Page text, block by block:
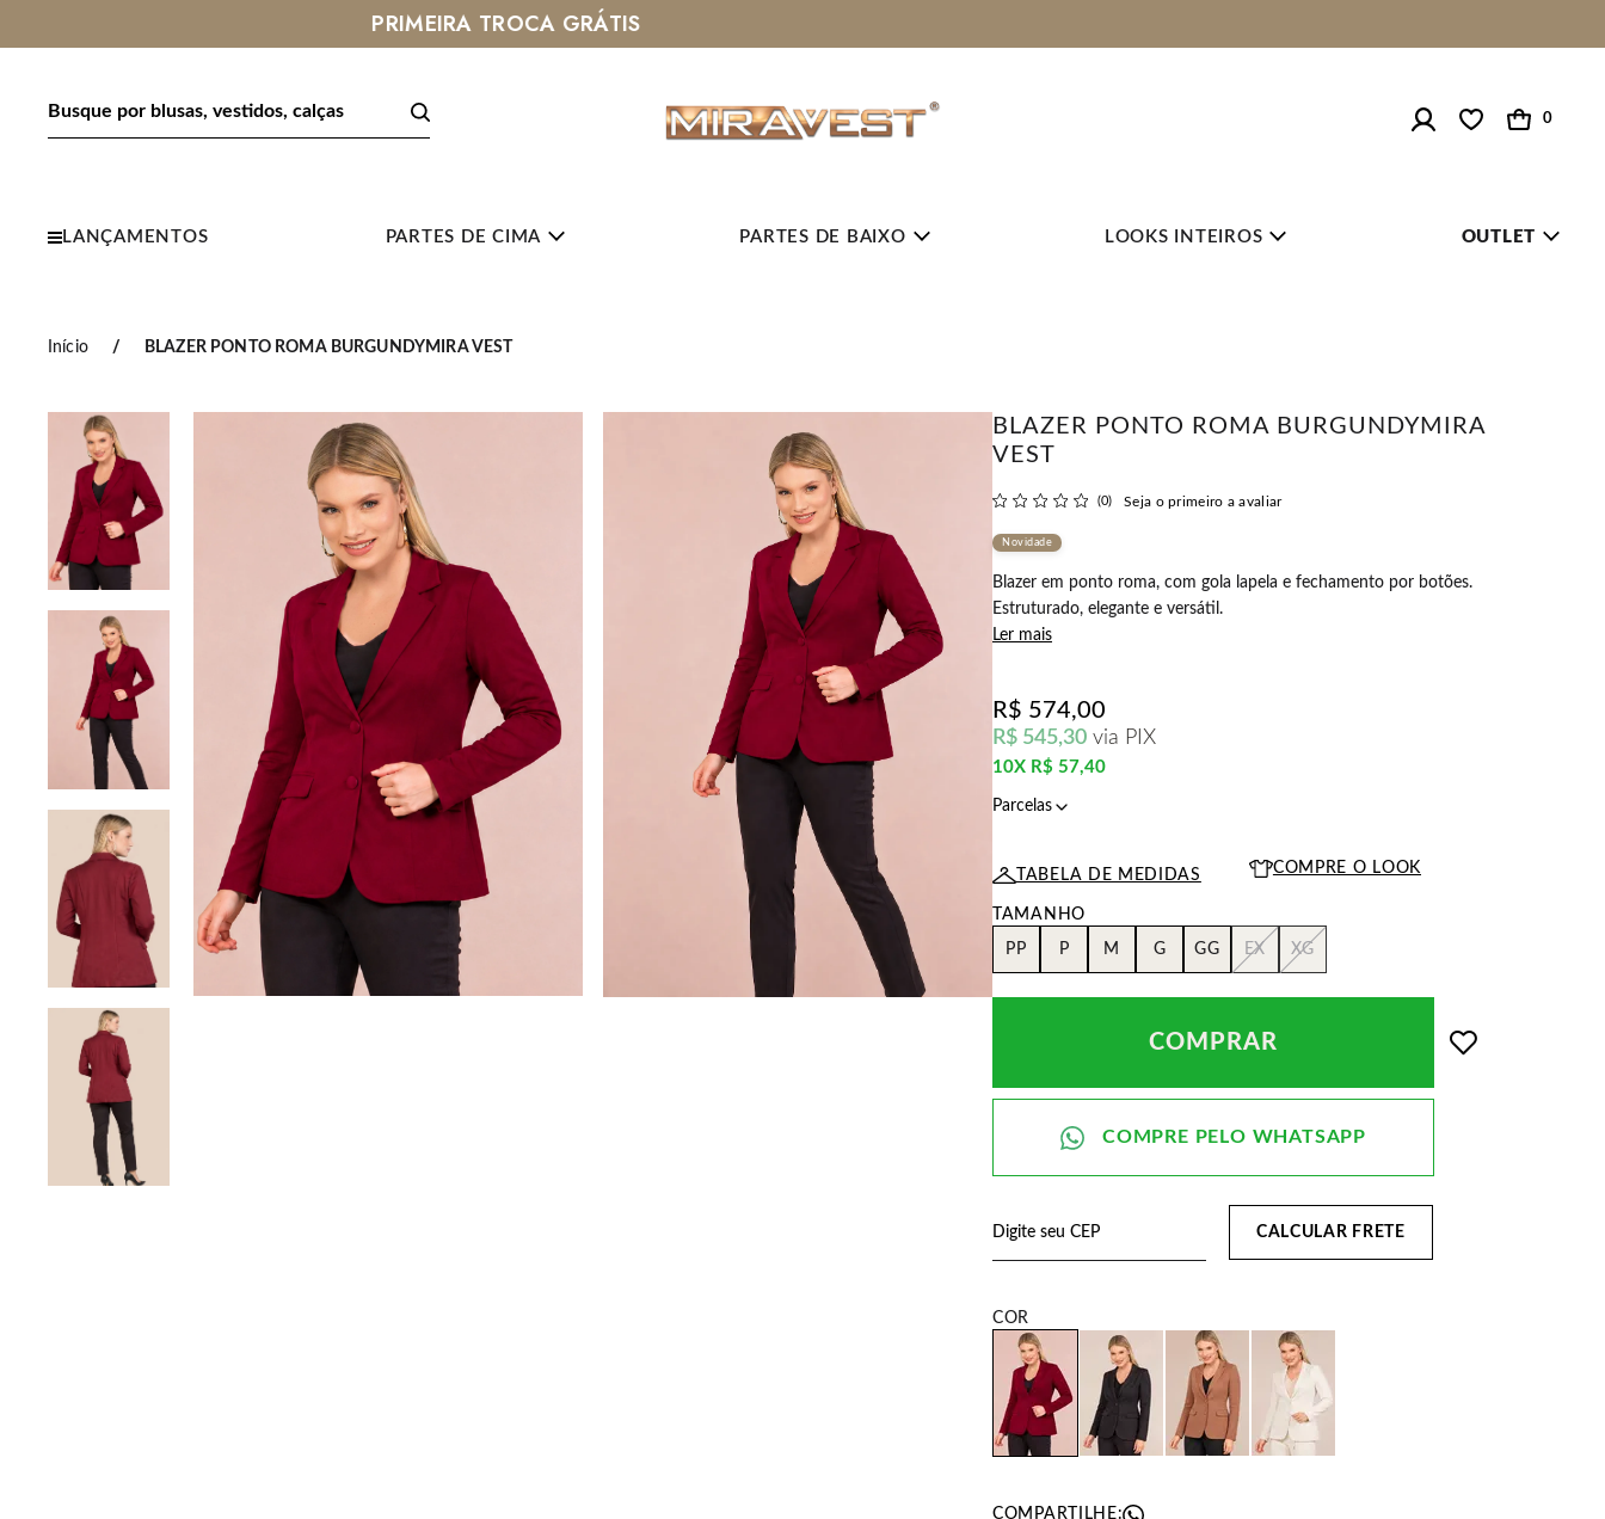
FRETE GRÁTIS ACIMA DE R$ 399
0
LANÇAMENTOS PARTES DE CIMA PARTES DE BAIXO LOOKS INTEIROS OUTLET
Início BLAZER PONTO ROMA BURGUNDYMIRA VEST
BLAZER PONTO ROMA BURGUNDYMIRA
VEST
(0) Seja o primeiro a avaliar
Novidade
Blazer em ponto roma, com gola lapela e fechamento por botões.
Estruturado, elegante e versátil.
Ler mais
R$ 545,30 via PIX
R$ 574,00
10X R$ 57,40
TABELA DE MEDIDAS COMPRE O LOOK
PP P M G GG EX XG
COMPRAR
CALCULAR FRETE
COMPARTILHE: